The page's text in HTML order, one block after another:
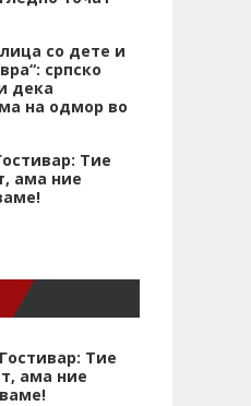
со дете и
српско
дека
на одмор во
Тие
ама ние
Тие
ама ние